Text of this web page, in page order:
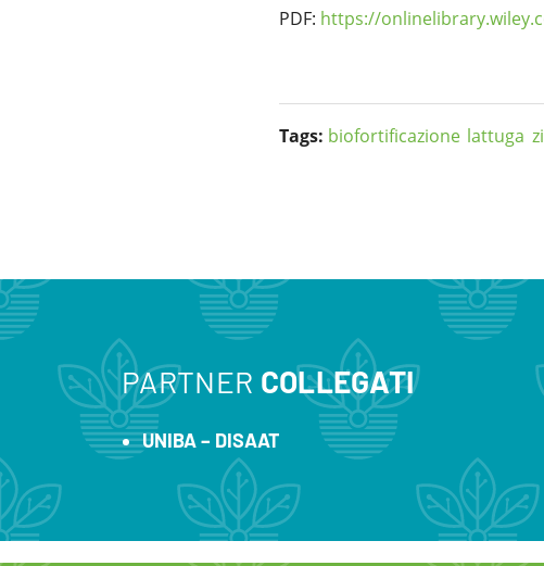
PDF: https://
Tags: biofortificazione lattuga
PARTNER COLLEGATI
UNIBA – DISAAT